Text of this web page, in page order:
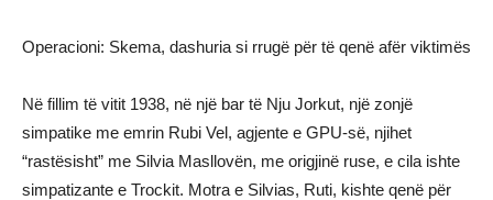
Operacioni: Skema, dashuria si rrugë për të qenë afër viktimës
Në fillim të vitit 1938, në një bar të Nju Jorkut, një zonjë
simpatike me emrin Rubi Vel, agjente e GPU-së, njihet
“rastësisht” me Silvia Masllovën, me origjinë ruse, e cila ishte
simpatizante e Trockit. Motra e Silvias, Ruti, kishte qenë për